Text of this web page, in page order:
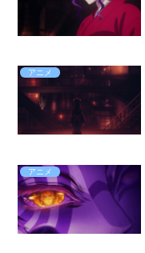
アニメ
アニメ